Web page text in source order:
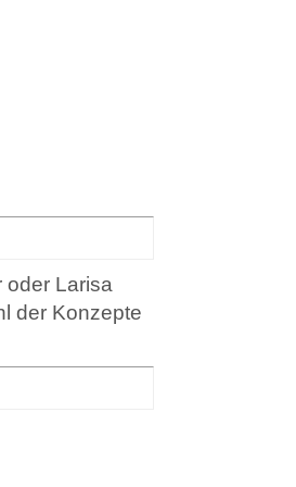
oder Larisa
der Konzepte